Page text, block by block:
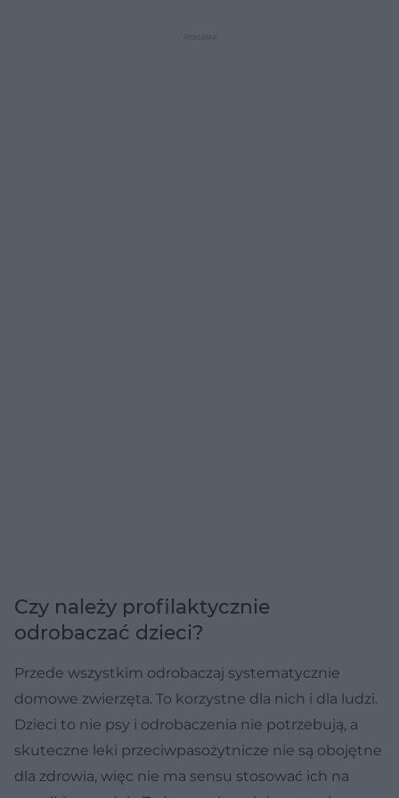
Czy należy profilaktycznie
odrobaczać dzieci?
Przede wszystkim odrobaczaj systematycznie
domowe zwierzęta. To korzystne dla nich i dla ludzi.
Dzieci to nie psy i odrobaczenia nie potrzebują, a
skuteczne leki przeciwpasożytnicze nie są obojętne
dla zdrowia, więc nie ma sensu stosować ich na